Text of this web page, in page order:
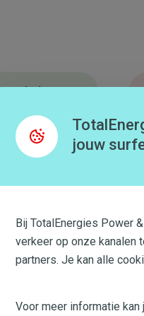
geholpen
op?
kan ik die vinden?
van mijn gas- en/of
jouw
Bij TotalEnergies Power
verkeer op onze kanalen
partners. Je kan alle
Voor meer informatie